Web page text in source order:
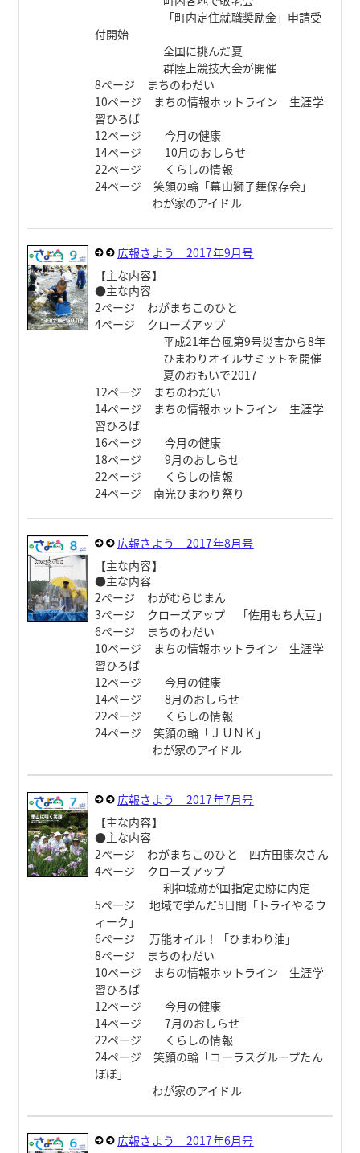
「町内定住就職奨励金」申請受
付開始
全国に挑んだ夏
群陸上競技大会が開催
8ページ まちのわだい
10ページ まちの情報ホットライン 生涯学
習ひろば
12ページ 今月の健康
14ページ 10月のおしらせ
22ページ くらしの情報
24ページ 笑顔の輪「幕山獅子舞保存会」
わが家のアイドル
広報さよう 2017年9月号
【主な内容】
●主な内容
2ページ わがまちこのひと
4ページ クローズアップ
平成21年台風第9号災害から8年
ひまわりオイルサミットを開催
夏のおもいで2017
12ページ まちのわだい
14ページ まちの情報ホットライン 生涯学
習ひろば
16ページ 今月の健康
18ページ 9月のおしらせ
22ページ くらしの情報
24ページ 南光ひまわり祭り
広報さよう 2017年8月号
【主な内容】
●主な内容
2ページ わがむらじまん
3ページ クローズアップ 「佐用もち大豆」
6ページ まちのわだい
10ページ まちの情報ホットライン 生涯学
習ひろば
12ページ 今月の健康
14ページ 8月のおしらせ
22ページ くらしの情報
24ページ 笑顔の輪「ＪＵＮＫ」
わが家のアイドル
広報さよう 2017年7月号
【主な内容】
●主な内容
2ページ わがまちこのひと 四方田康次さん
4ページ クローズアップ
利神城跡が国指定史跡に内定
5ページ 地域で学んだ5日間「トライやるウ
ィーク」
6ページ 万能オイル！「ひまわり油」
8ページ まちのわだい
10ページ まちの情報ホットライン 生涯学
習ひろば
12ページ 今月の健康
14ページ 7月のおしらせ
22ページ くらしの情報
24ページ 笑顔の輪「コーラスグループたん
ぽぽ」
わが家のアイドル
広報さよう 2017年6月号